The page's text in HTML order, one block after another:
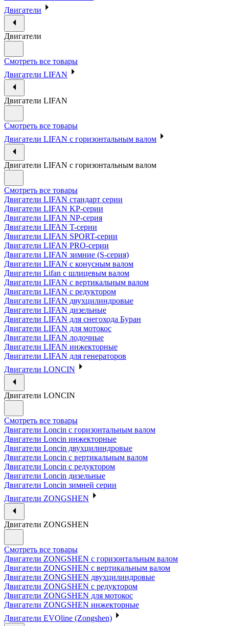
Двигатели
Двигатели
Смотреть все товары
Двигатели LIFAN
Двигатели LIFAN
Смотреть все товары
Двигатели LIFAN с горизонтальным валом
Двигатели LIFAN с горизонтальным валом
Смотреть все товары
Двигатели LIFAN стандарт серии
Двигатели LIFAN KP-серии
Двигатели LIFAN NP-серия
Двигатели LIFAN T-серии
Двигатели LIFAN SPORT-серии
Двигатели LIFAN PRO-серии
Двигатели LIFAN зимние (S-серия)
Двигатели LIFAN с конусным валом
Двигатели Lifan с шлицевым валом
Двигатели LIFAN с вертикальным валом
Двигатели LIFAN с редуктором
Двигатели LIFAN двухцилиндровые
Двигатели LIFAN дизельные
Двигатели LIFAN для снегохода Буран
Двигатели LIFAN для мотокос
Двигатели LIFAN лодочные
Двигатели LIFAN инжекторные
Двигатели LIFAN для генераторов
Двигатели LONCIN
Двигатели LONCIN
Смотреть все товары
Двигатели Loncin с горизонтальным валом
Двигатели Loncin инжекторные
Двигатели Loncin двухцилиндровые
Двигатели Loncin с вертикальным валом
Двигатели Loncin с редуктором
Двигатели Loncin дизельные
Двигатели Loncin зимней серии
Двигатели ZONGSHEN
Двигатели ZONGSHEN
Смотреть все товары
Двигатели ZONGSHEN с горизонтальным валом
Двигатели ZONGSHEN с вертикальным валом
Двигатели ZONGSHEN двухцилиндровые
Двигатели ZONGSHEN с редуктором
Двигатели ZONGSHEN для мотокос
Двигатели ZONGSHEN инжекторные
Двигатели EVOline (Zongshen)